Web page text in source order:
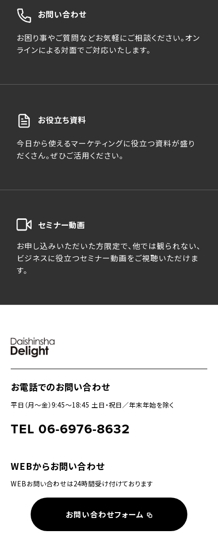
お問い合わせ
お困り事やご質問などお気軽にご相談ください。オン
ラインによる対面でご対応いたします。
お役立ち資料
今日から使えるマーケティングに役立つ資料が盛り
だくさん。ぜひご活用ください。
セミナー動画
お申し込みいただいた方限定で、他では観られない、
ビジネスに役立つセミナー動画をご視聴いただけま
す。
お電話でのお問い合わせ
平日（月〜金）9:45〜18:45 土日・祝日／年末年始を除く
TEL 06-6976-8632
WEBからお問い合わせ
WEBお問い合わせは24時間受け付けております
お問い合わせフォーム